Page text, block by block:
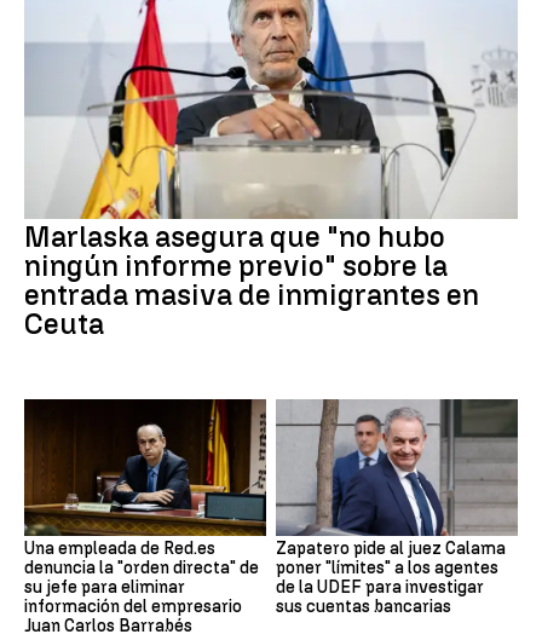
Marlaska asegura que "no hubo
ningún informe previo" sobre la
entrada masiva de inmigrantes en
Ceuta
Una empleada de Red.es
denuncia la "orden directa" de
su jefe para eliminar
información del empresario
Juan Carlos Barrabés
Zapatero pide al juez Calama
poner "límites" a los agentes
de la UDEF para investigar
sus cuentas bancarias